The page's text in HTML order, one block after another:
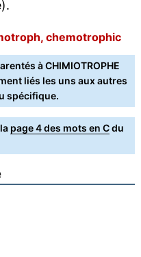
chemotrophic
à CHIMIOTROPHE
liés les uns aux autres
spécifique.
page 4 des mots en Cdu